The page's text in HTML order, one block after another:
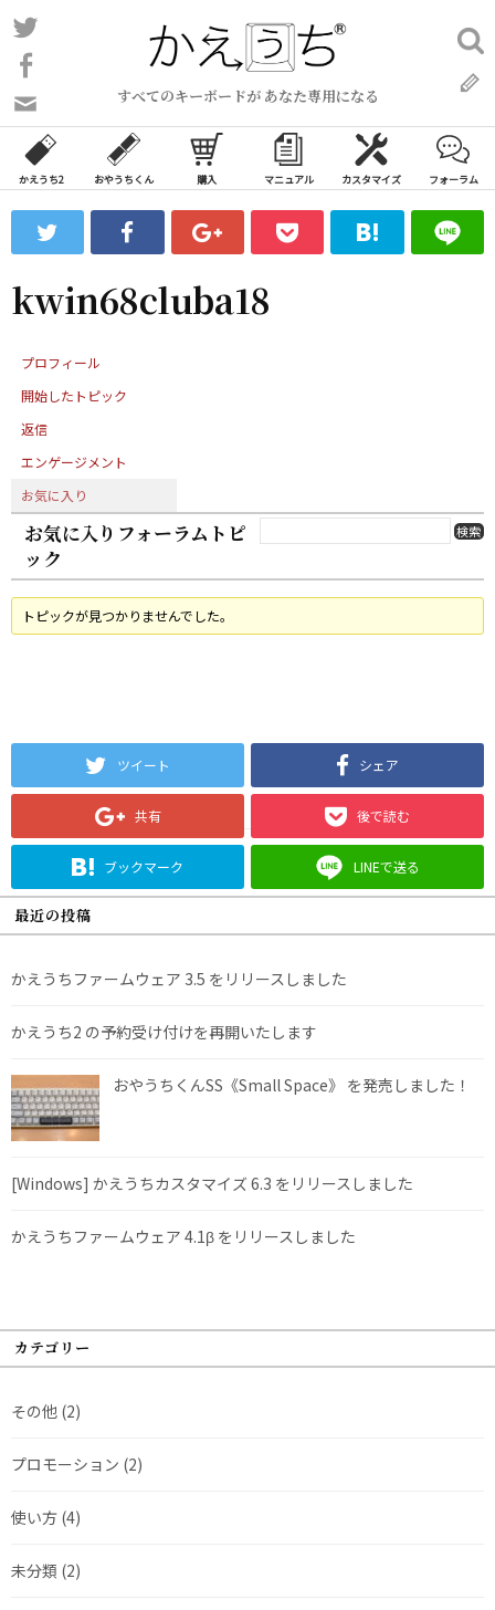
コ
ン
ン
ツ
ス
ッ
プ
すべてのキーボードが あなた専用になる
い
合
わ
フ
ォ
ム
検
索:
かえうち2 おやうちくん 購入 マニュアル カスタマイズ フォーラム
kwin68cluba18
プロフィール
開始したトピック
返信
エンゲージメント
お気に入り
お気に入りフォーラムトピ
ック
トピックが見つかりませんでした。
ツイート シェア
共有 後で読む
ブックマーク LINEで送る
最近の投稿
かえうちファームウェア 3.5 をリリースしました
かえうち2 の予約受け付けを再開いたします
おやうちくんSS《Small Space》 を発売しました！
[Windows] かえうちカスタマイズ 6.3 をリリースしました
かえうちファームウェア 4.1β をリリースしました
カテゴリー
その他 (2)
プロモーション (2)
使い方 (4)
未分類 (2)